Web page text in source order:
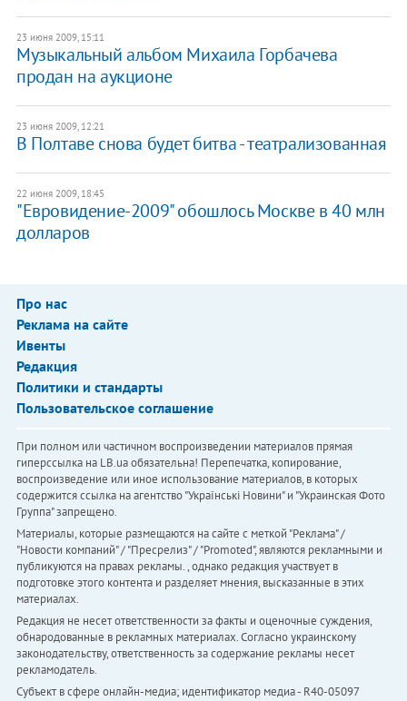
23 июня 2009, 15:11
Музыкальный альбом Михаила Горбачева
продан на аукционе
23 июня 2009, 12:21
В Полтаве снова будет битва - театрализованная
22 июня 2009, 18:45
"Евровидение-2009" обошлось Москве в 40 млн
долларов
Про нас
Реклама на сайте
Ивенты
Редакция
Политики и стандарты
Пользовательское соглашение
При полном или частичном воспроизведении материалов прямая
гиперссылка на LB.ua обязательна! Перепечатка, копирование,
воспроизведение или иное использование материалов, в которых
содержится ссылка на агентство "Українськi Новини" и "Украинская Фото
Группа" запрещено.
Материалы, которые размещаются на сайте с меткой "Реклама" /
"Новости компаний" / "Пресрелиз" / "Promoted", являются рекламными и
публикуются на правах рекламы. , однако редакция участвует в
подготовке этого контента и разделяет мнения, высказанные в этих
материалах.
Редакция не несет ответственности за факты и оценочные суждения,
обнародованные в рекламных материалах. Согласно украинскому
законодательству, ответственность за содержание рекламы несет
рекламодатель.
Субъект в сфере онлайн-медиа; идентификатор медиа - R40-05097